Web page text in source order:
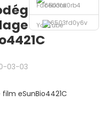
Facebook
YouTube
de films
03-03
eSunBio4421C